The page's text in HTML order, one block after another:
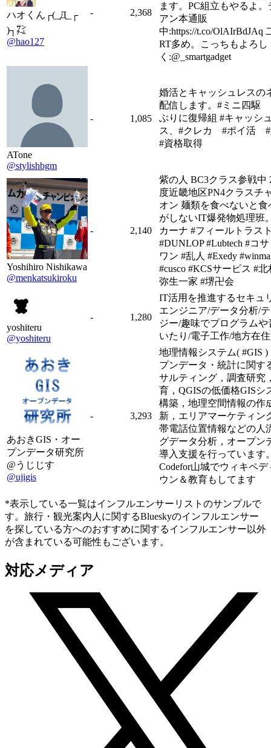
ハオくん┌(_Д_┌
)┐㌠
@hao127
- 2,368
ます。PC組立もやるよ。
アン本通販
中:https://t.co/OlAIrBdJAq
RT多め。こっちもよろし
く:@_smartgadget
ATone
@stylishbgm
- 1,085
婚活とキャッシュレスの
配信します。#ミニ四
ぶりに復帰組 #キャッシ
ス、#クレカ #ポイ活
#資格取得
Yoshihiro Nishikawa
@menkatsukiroku
- 2,140
紫の人 BC3クラス参戦中
度近畿地区PN4クラスチ
オン 麺類を食べないと食
がしないIT爆発物処理班
カーナ #フィールトラス
#DUNLOP #Lubtech #コ
ワン #乱人 #Exedy
#cusco #KCSサービス #北
弥生一家 #堺卍会
yoshiteru
@yoshiteru
- 1,280
IT活用を推進するセキュ
エンジニア/データ分析/
ジー/趣味でプログラムや
いたり/電子工作/地方在住
あおきGIS・オー
プンデータ研究所
@うじじす
@ujigis
- 3,293
地理情報システム( #GIS )
プンデータ・統計に関す
サルティング，調査研究
育，QGISの低価格GISシ
構築，地理空間情報の作
新，エリアマーケティン
帯電話位置情報などの人
グデータ分析，オープン
導入支援を行っています
Codefor山城でウィキペデ
ウン＆教育もしてます
*表示している一覧はインフルエンサーリストのサンプルで
す。旅行・観光案内人に関するBlueskyのインフルエンサー
を探している方へのおすすめに関するインフルエンサー以外
が含まれている可能性もございます。
対応メディア